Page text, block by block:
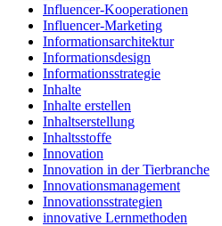
Influencer-Kooperationen
Influencer-Marketing
Informationsarchitektur
Informationsdesign
Informationsstrategie
Inhalte
Inhalte erstellen
Inhaltserstellung
Inhaltsstoffe
Innovation
Innovation in der Tierbranche
Innovationsmanagement
Innovationsstrategien
innovative Lernmethoden